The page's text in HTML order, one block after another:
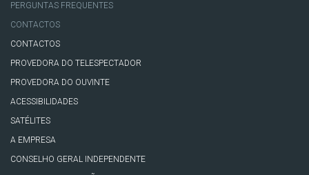
PERGUNTAS FREQUENTES
CONTACTOS
CONTACTOS
PROVEDORA DO TELESPECTADOR
PROVEDORA DO OUVINTE
ACESSIBILIDADES
SATÉLITES
A EMPRESA
CONSELHO GERAL INDEPENDENTE